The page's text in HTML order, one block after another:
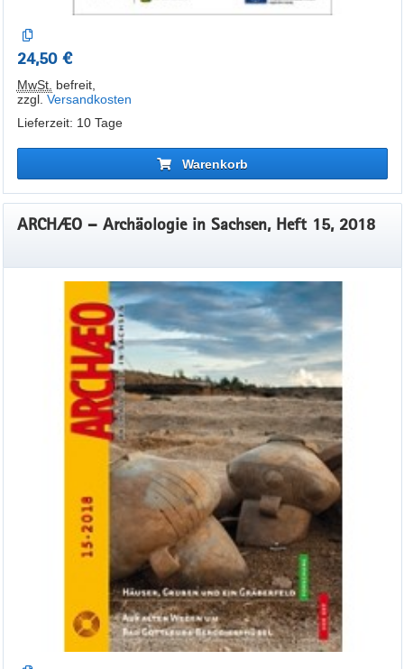
24,50 €
MwSt. befreit,
zzgl. Versandkosten
Lieferzeit: 10 Tage
Warenkorb
ARCHÆO – Archäologie in Sachsen, Heft 15, 2018